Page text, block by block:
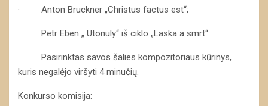
· Anton Bruckner „Christus factus est“;
· Petr Eben „ Utonuly“ iš ciklo „Laska a smrt“
· Pasirinktas savos šalies kompozitoriaus kūrinys,
kuris negalėjo viršyti 4 minučių.
Konkurso komisija: